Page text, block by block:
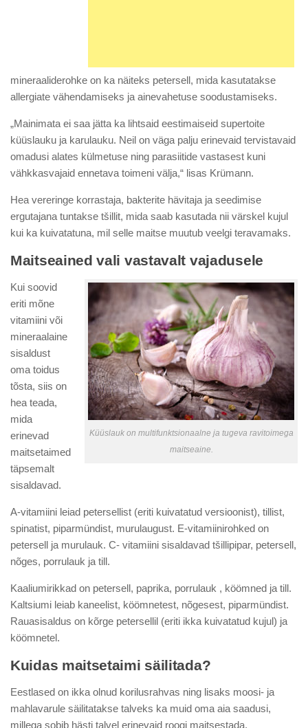
mineraaliderohke on ka näiteks petersell, mida kasutatakse
allergiate vähendamiseks ja ainevahetuse soodustamiseks.
„Mainimata ei saa jätta ka lihtsaid eestimaiseid supertoite
küüslauku ja karulauku. Neil on väga palju erinevaid tervistavaid
omadusi alates külmetuse ning parasiitide vastasest kuni
vähkkasvajaid ennetava toimeni välja,“ lisas Krümann.
Hea vereringe korrastaja, bakterite hävitaja ja seedimise
ergutajana tuntakse tšillit, mida saab kasutada nii värskel kujul
kui ka kuivatatuna, mil selle maitse muutub veelgi teravamaks.
Maitseained vali vastavalt vajadusele
Küüslauk on multifunktsionaalne ja tugeva ravitoimega
maitseaine.
Kui soovid
eriti mõne
vitamiini või
mineraalaine
sisaldust
oma toidus
tõsta, siis on
hea teada,
mida
erinevad
maitsetaimed
täpsemalt
sisaldavad.
A-vitamiini leiad petersellist (eriti kuivatatud versioonist), tillist,
spinatist, piparmündist, murulaugust. E-vitamiinirohked on
petersell ja murulauk. C- vitamiini sisaldavad tšillipipar, petersell,
nõges, porrulauk ja till.
Kaaliumirikkad on petersell, paprika, porrulauk , köömned ja till.
Kaltsiumi leiab kaneelist, köömnetest, nõgesest, piparmündist.
Rauasisaldus on kõrge petersellil (eriti ikka kuivatatud kujul) ja
köömnetel.
Kuidas maitsetaimi säilitada?
Eestlased on ikka olnud korilusrahvas ning lisaks moosi- ja
mahlavarule säilitatakse talveks ka muid oma aia saadusi,
millega sobib hästi talvel erinevaid roogi maitsestada.